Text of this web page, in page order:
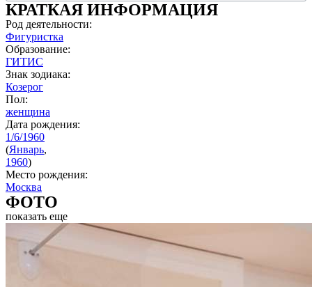
КРАТКАЯ ИНФОРМАЦИЯ
Род деятельности:
Фигуристка
Образование:
ГИТИС
Знак зодиака:
Козерог
Пол:
женщина
Дата рождения:
1/6/1960
(Январь,
1960)
Место рождения:
Москва
ФОТО
показать еще